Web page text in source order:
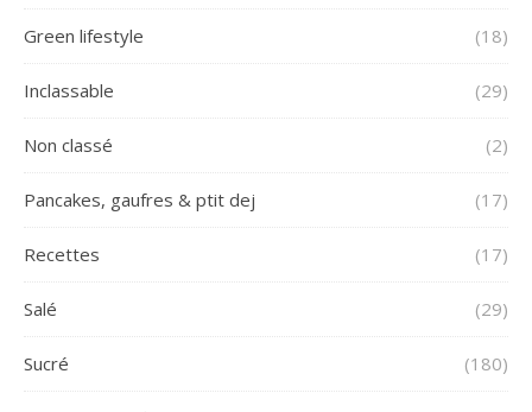
Green lifestyle (18)
Inclassable (29)
Non classé (2)
Pancakes, gaufres & ptit dej (17)
Recettes (17)
Salé (29)
Sucré (180)